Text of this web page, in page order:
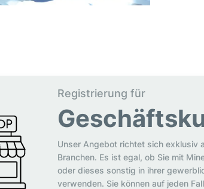
Registrierung für
Unser Angebot richtet sich exklusiv
Branchen. Es ist egal, ob Sie mit
oder dieses sonstig in ihrer
verwenden. Sie können auf jeden